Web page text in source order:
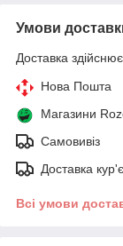
Умови
Доставка
Нова Пошта
Магазини
Самовивіз
Доставка
Всі умови